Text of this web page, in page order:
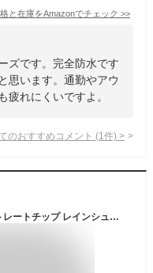
と在庫をAmazonでチェック >>
ズです。完全防水です
思います。通勤やアウ
疲れにくいですよ。
のおすすめコメント (1 件) >
【RAINFUBS レインファブス 公式】ストレートチップ レインシューズ ANDRE アンドレ メンズ 男性 25~27cm RFS-17501 ビジネス シューズ 通勤 雨晴兼用 完全防水 冠婚葬祭 ドレスシューズ フォーマル レインブーツ 人気 おしゃれ 靴 メンズ靴 レインシューズ・長靴